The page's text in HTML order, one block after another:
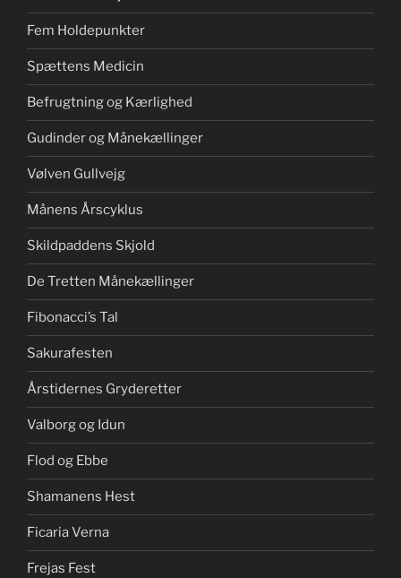
Fem Holdepunkter
Spættens Medicin
Befrugtning og Kærlighed
Gudinder og Månekællinger
Vølven Gullvejg
Månens Årscyklus
Skildpaddens Skjold
De Tretten Månekællinger
Fibonacci’s Tal
Sakurafesten
Årstidernes Gryderetter
Valborg og Idun
Flod og Ebbe
Shamanens Hest
Ficaria Verna
Frejas Fest